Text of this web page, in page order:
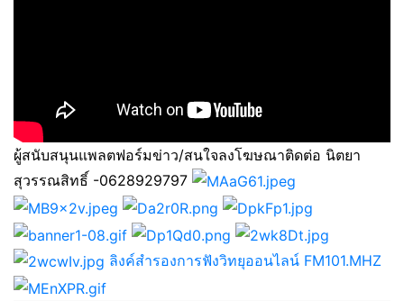
ผู้สนับสนุนแพลตฟอร์มข่าว/สนใจลงโฆษณาติดต่อ นิตยา
สุวรรณสิทธิ์ -0628929797
ลิงค์สำรองการฟังวิทยุออนไลน์ FM101.MHZ